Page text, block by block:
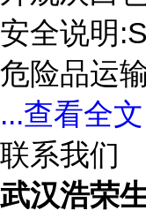
安全说明
危险品运
...查看全
联系我们
武汉浩荣